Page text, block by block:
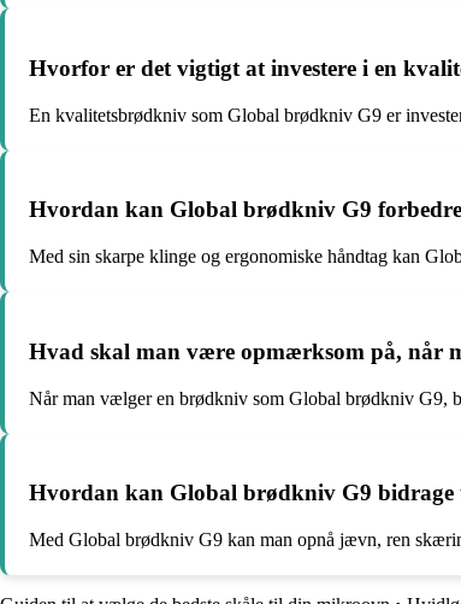
Hvorfor er det vigtigt at investere i en
En kvalitetsbrødkniv som Global brødkniv G9 er
Hvordan kan Global brødkniv G9
Med sin skarpe klinge og ergonomiske håndtag kan
Hvad skal man være opmærksom på, når
Når man vælger en brødkniv som Global brødkniv G9,
Hvordan kan Global brødkniv G9 bidrage
Med Global brødkniv G9 kan man opnå jævn, ren